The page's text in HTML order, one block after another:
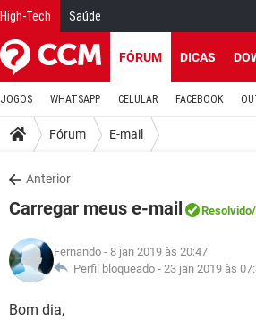
High-Tech Saúde
FÓRUM DICAS
JOGOS WHATSAPP CELULAR FACEBOOK
Fórum E-mail
Anterior
Carregar meus e-mail Resolvido
Fernando - 8 jan 2019 às 20:47
Perfil bloqueado - 23 jan 2019 às
Bom dia,